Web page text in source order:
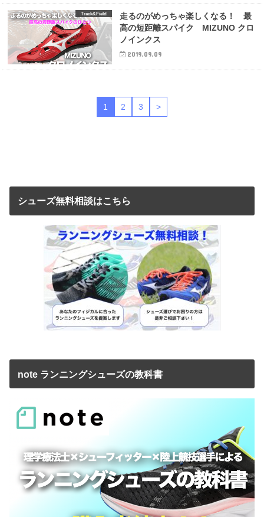
Track&Field
走るのがめっちゃ楽しくなる！ 最
高の短距離スパイク MIZUNO クロ
ノインクス
2019.09.09
1 2 3 >
シューズ無料相談はこちら
note ランニングシューズの教科書